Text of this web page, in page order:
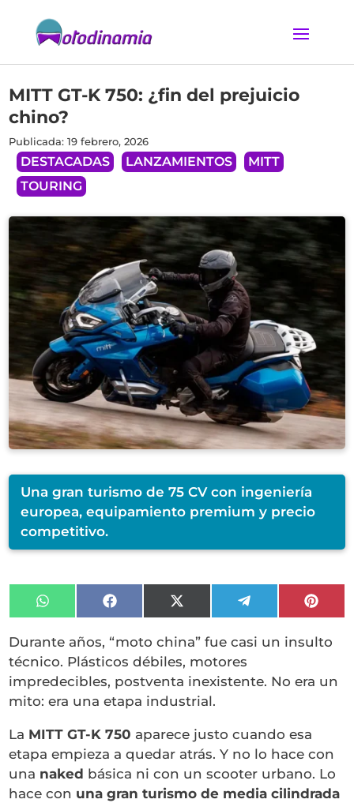
MITT GT-K 750: ¿fin del prejuicio
chino?
Publicada: 19 febrero, 2026
DESTACADAS LANZAMIENTOS
MITT
TOURING
Una gran turismo de 75 CV con ingeniería
europea, equipamiento premium y precio
competitivo.
Compartir
en
WhatsApp
Compartir
en
Facebook
Compartir
en
X
(Twitter)
Compartir
en
Telegram
en
Durante años, “moto china” fue casi un insulto
técnico. Plásticos débiles, motores
impredecibles, postventa inexistente. No era un
mito: era una etapa industrial.
La MITT GT-K 750 aparece justo cuando esa
etapa empieza a quedar atrás. Y no lo hace con
una naked básica ni con un scooter urbano. Lo
hace con una gran turismo de media cilindrada